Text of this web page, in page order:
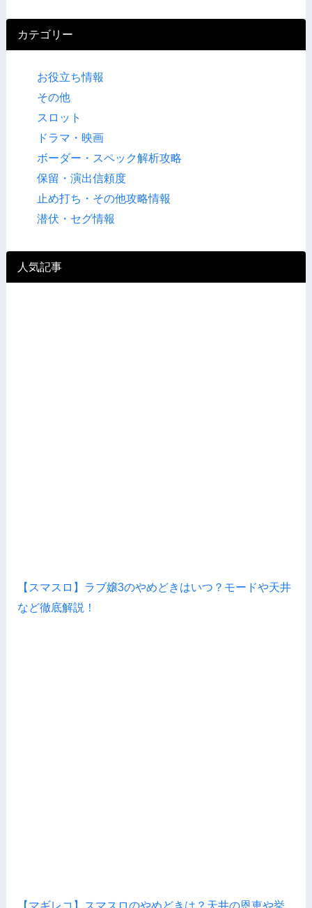
カテゴリー
お役立ち情報
その他
スロット
ドラマ・映画
ボーダー・スペック解析攻略
保留・演出信頼度
止め打ち・その他攻略情報
潜伏・セグ情報
人気記事
【スマスロ】ラブ嬢3のやめどきはいつ？モードや天井
など徹底解説！
【マギレコ】スマスロのやめどきは？天井の恩恵や挙